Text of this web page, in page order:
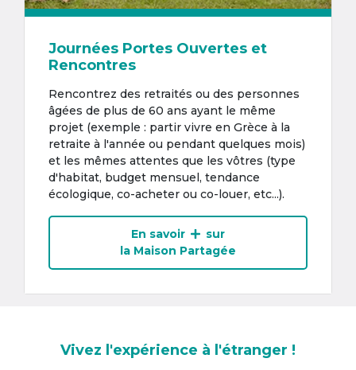
Journées Portes Ouvertes et
Rencontres
Rencontrez des retraités ou des personnes
âgées de plus de 60 ans ayant le même
projet (exemple : partir vivre en Grèce à la
retraite à l'année ou pendant quelques mois)
et les mêmes attentes que les vôtres (type
d'habitat, budget mensuel, tendance
écologique, co-acheter ou co-louer, etc...).
En savoir
sur
la Maison Partagée
Vivez l'expérience à l'étranger !